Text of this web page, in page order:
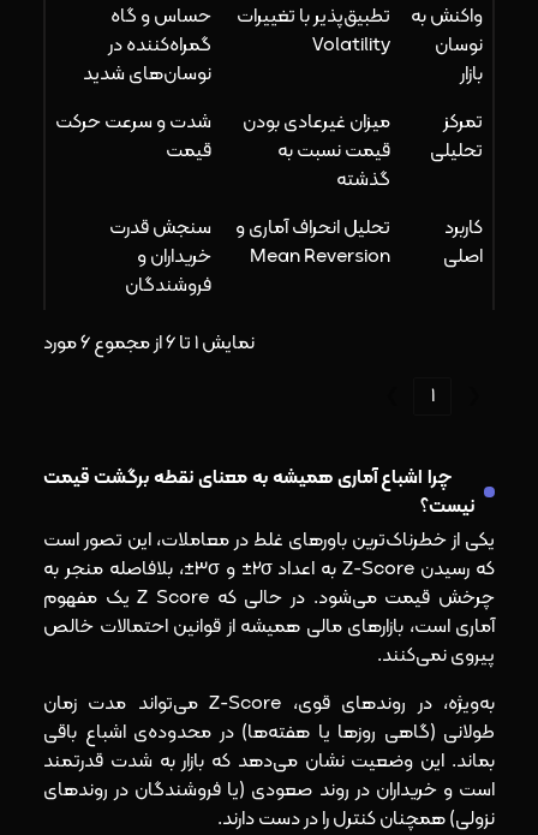
واکنش به
نوسان
بازار
تطبیق‌پذیر با تغییرات
Volatility
حساس و گاه
گمراه‌کننده در
نوسان‌های شدید
تمرکز
تحلیلی
میزان غیرعادی بودن
قیمت نسبت به
گذشته
شدت و سرعت حرکت
قیمت
کاربرد
اصلی
تحلیل انحراف آماری و
Mean Reversion
سنجش قدرت
خریداران و
فروشندگان
نمایش 1 تا 6 از مجموع 6 مورد
1
چرا اشباع آماری همیشه به معنای نقطه برگشت قیمت
نیست؟
یکی از خطرناک‌ترین باورهای غلط در معاملات، این تصور است
که رسیدن Z-Score به اعداد 2σ± و 3σ±، بلافاصله منجر به
چرخش قیمت می‌شود. در حالی که Z Score یک مفهوم
آماری است، بازارهای مالی همیشه از قوانین احتمالات خالص
پیروی نمی‌کنند.
به‌ویژه، در روندهای قوی، Z-Score می‌تواند مدت زمان
طولانی (گاهی روزها یا هفته‌ها) در محدوده‌ی اشباع باقی
بماند. این وضعیت نشان می‌دهد که بازار به شدت قدرتمند
است و خریداران در روند صعودی (یا فروشندگان در روندهای
نزولی) همچنان کنترل را در دست دارند.